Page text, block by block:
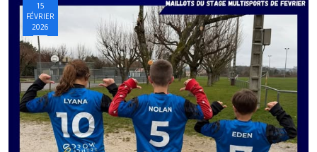
15
FÉVRIER
2026